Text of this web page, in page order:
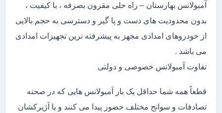
آمبولانس بهارستان – راه حلی مقرون بصرفه ، با کیفیت ،
بدون محدودیت های دست و پا گیر و دسترسی به حجم بالایی
از خودروهای امدادی مجهز به پیشرفته ترین تجهیزات امدادی
می باشد .
تفاوت آمبولانس خصوصی و دولتی
قطعاً همه شما حداقل یک بار آمبولانس هایی که در صحنه
تصادفات و سوانح مختلف حضور پیدا می کنند و یا آژیرکشان